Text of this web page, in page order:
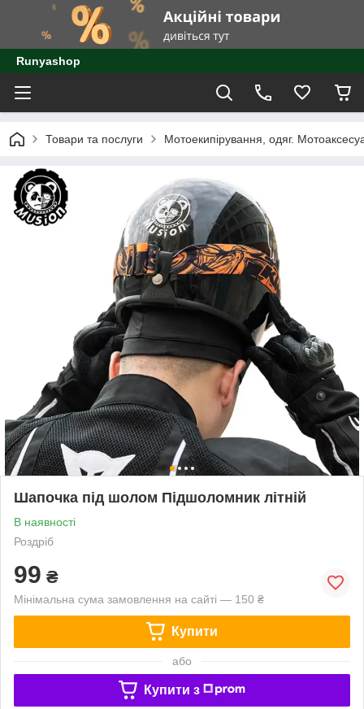
Runyashop
Товари та послуги Мотоекипірування, одяг.
Шапочка під шолом Підшоломник літній
В наявності
Роздріб
99 ₴
Мінімальна сума замовлення на сайті — 150 ₴
Купити
або
Купити з